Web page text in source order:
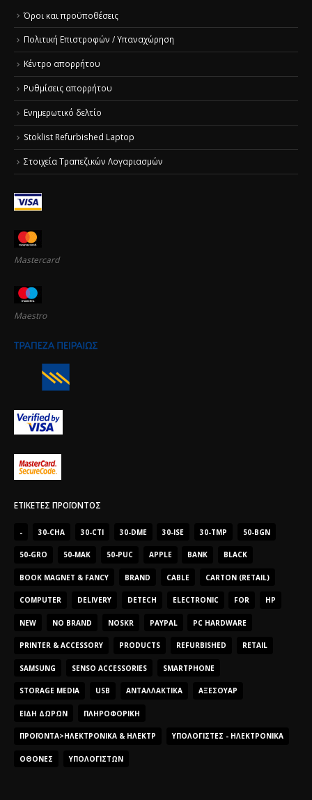
Όροι και προϋποθέσεις
Πολιτική Επιστροφών / Υπαναχώρηση
Κέντρο απορρήτου
Ρυθμίσεις απορρήτου
Ενημερωτικό δελτίο
Stoklist Refurbished Laptop
Στοιχεία Τραπεζικών Λογαριασμών
Mastercard
Maestro
ΕΤΙΚΈΤΕΣ ΠΡΟΪΌΝΤΟΣ
- 30-CHA 30-CTI 30-DME 30-ISE 30-TMP 50-BGN
50-GRO 50-MAK 50-PUC APPLE BANK BLACK
BOOK MAGNET & FANCY BRAND CABLE CARTON (RETAIL)
COMPUTER DELIVERY DETECH ELECTRONIC FOR HP
NEW NO BRAND NOSKR PAYPAL PC HARDWARE
PRINTER & ACCESSORY PRODUCTS REFURBISHED RETAIL
SAMSUNG SENSO ACCESSORIES SMARTPHONE
STORAGE MEDIA USB ΑΝΤΑΛΛΑΚΤΙΚΆ ΑΞΕΣΟΥΆΡ
ΕΊΔΗ ΔΏΡΩΝ ΠΛΗΡΟΦΟΡΙΚΉ
ΠΡΟΪΌΝΤΑ>ΗΛΕΚΤΡΟΝΙΚΆ & ΗΛΕΚΤΡ ΥΠΟΛΟΓΙΣΤΈΣ - ΗΛΕΚΤΡΟΝΙΚΆ
ΟΘΌΝΕΣ ΥΠΟΛΟΓΙΣΤΏΝ